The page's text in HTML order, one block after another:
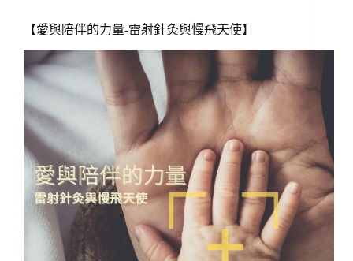
【愛與陪伴的力量-雷射針灸與慢飛天使】